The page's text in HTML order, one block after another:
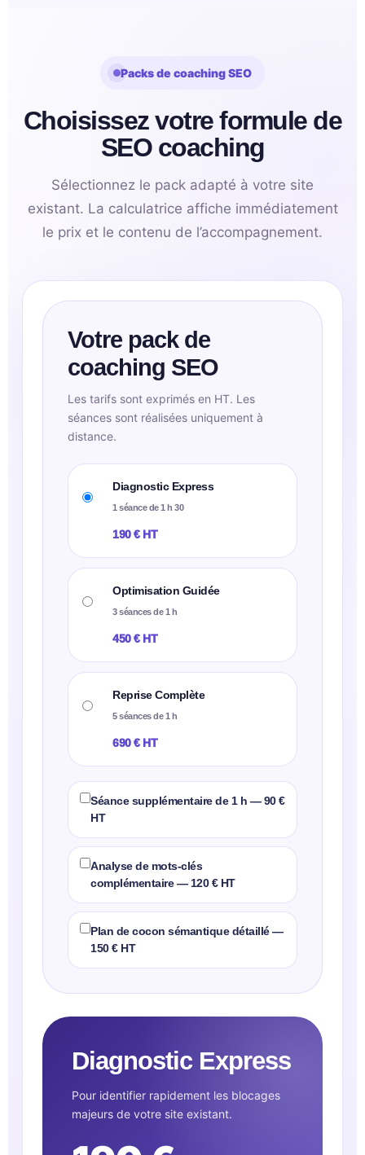
Packs de coaching SEO
Choisissez votre formule de
SEO coaching
Sélectionnez le pack adapté à votre site
existant. La calculatrice affiche immédiatement
le prix et le contenu de l’accompagnement.
Votre pack de
coaching SEO
Les tarifs sont exprimés en HT. Les
séances sont réalisées uniquement à
distance.
Diagnostic Express
1 séance de 1 h 30
190 € HT
Optimisation Guidée
3 séances de 1 h
450 € HT
Reprise Complète
5 séances de 1 h
690 € HT
Séance supplémentaire de 1 h — 90 €
HT
Analyse de mots-clés
complémentaire — 120 € HT
Plan de cocon sémantique détaillé —
150 € HT
Diagnostic Express
Pour identifier rapidement les blocages
majeurs de votre site existant.